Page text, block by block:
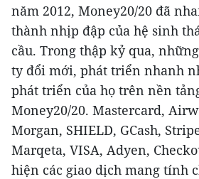
năm 2012, Money20/20 đã
thành nhịp đập của hệ sinh
cầu. Trong thập kỷ qua,
ty đổi mới, phát triển nhanh
phát triển của họ trên nền
Money20/20. Mastercard,
Morgan, SHIELD, GCash,
Marqeta, VISA, Adyen,
hiện các giao dịch mang tính